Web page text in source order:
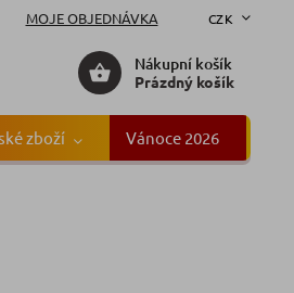
MOJE OBJEDNÁVKA CZK
Nákupní košík
Prázdný košík
zboží Vánoce 2026